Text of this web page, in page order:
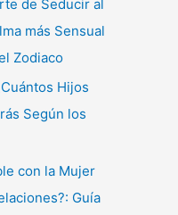
de Seducir al
más Sensual
Zodiaco
Hijos
Según los
con la Mujer
Guía